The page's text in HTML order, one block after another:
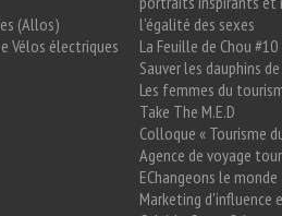
(Allos)
Vélos électriques
l'égalité des sexes
La Feuille de Chou #10
Sauver les dauphins
Les femmes du
Take The M.E.D
Colloque « Tourisme
Agence de voyage
EChangeons le monde
Marketing d'influence